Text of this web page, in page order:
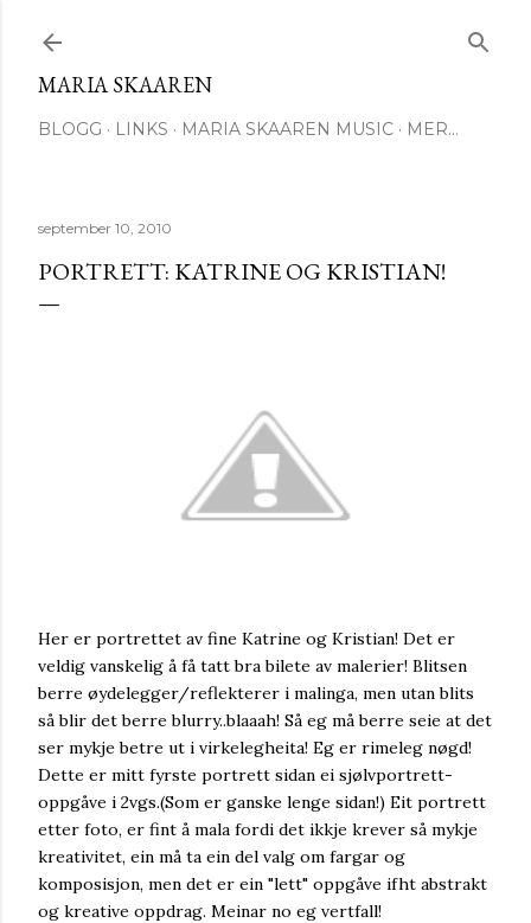
MARIA SKAAREN
BLOGG LINKS MARIA SKAAREN MUSIC MER…
september 10, 2010
PORTRETT: KATRINE OG KRISTIAN!
Her er portrettet av fine Katrine og Kristian! Det er
veldig vanskelig å få tatt bra bilete av malerier! Blitsen
berre øydelegger/reflekterer i malinga, men utan blits
så blir det berre blurry..blaaah! Så eg må berre seie at det
ser mykje betre ut i virkelegheita! Eg er rimeleg nøgd!
Dette er mitt fyrste portrett sidan ei sjølvportrett-
oppgåve i 2vgs.(Som er ganske lenge sidan!) Eit portrett
etter foto, er fint å mala fordi det ikkje krever så mykje
kreativitet, ein må ta ein del valg om fargar og
komposisjon, men det er ein "lett" oppgåve ifht abstrakt
og kreative oppdrag. Meinar no eg vertfall!